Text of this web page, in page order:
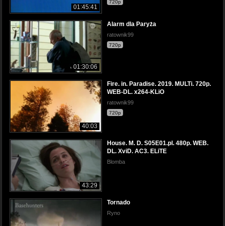
01:45:41
720p
01:30:06
Alarm dla Paryża
ratownik99
720p
40:03
Fire. in. Paradise. 2019. MULTi. 720p.
WEB-DL. x264-KLiO
ratownik99
720p
43:29
House. M. D. S05E01.pl. 480p. WEB.
DL. XviD. AC3. ELiTE
Blomba
Tornado
Ryno